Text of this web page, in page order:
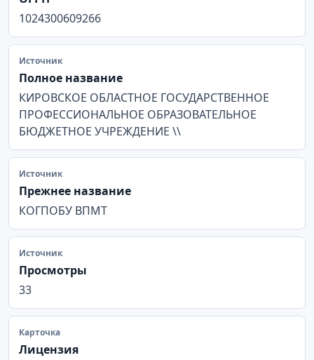
1024300609266
Источник
Полное название
КИРОВСКОЕ ОБЛАСТНОЕ ГОСУДАРСТВЕННОЕ
ПРОФЕССИОНАЛЬНОЕ ОБРАЗОВАТЕЛЬНОЕ
БЮДЖЕТНОЕ УЧРЕЖДЕНИЕ \\
Источник
Прежнее название
КОГПОБУ ВПМТ
Источник
Просмотры
33
Карточка
Лицензия